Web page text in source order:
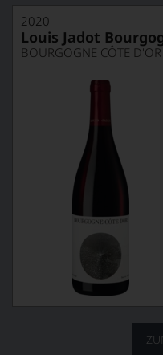
2020
Louis Jadot
BOURGOGNE CÔTE